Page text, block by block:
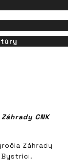
CNK
Záhrady
Bystrici.